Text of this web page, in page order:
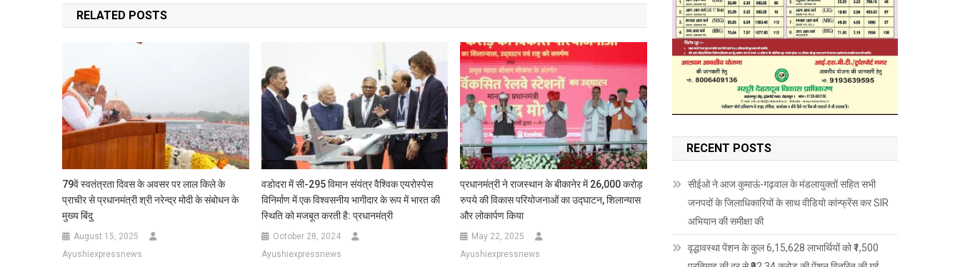
RELATED POSTS
79वें स्वतंत्रता दिवस के अवसर पर लाल किले के
प्राचीर से प्रधानमंत्री श्री नरेन्द्र मोदी के संबोधन के
मुख्य बिंदु
August 15, 2025
Ayushiexpressnews
वडोदरा में सी-295 विमान संयंत्र वैश्विक एयरोस्पेस
विनिर्माण में एक विश्वसनीय भागीदार के रूप में भारत की
स्थिति को मजबूत करती है: प्रधानमंत्री
October 28, 2024
Ayushiexpressnews
प्रधानमंत्री ने राजस्थान के बीकानेर में 26,000 करोड़
रुपये की विकास परियोजनाओं का उद्घाटन, शिलान्यास
और लोकार्पण किया
May 22, 2025
Ayushiexpressnews
RECENT POSTS
सीईओ ने आज कुमाऊं-गढ़वाल के मंडलायुक्तों सहित सभी
जनपदों के जिलाधिकारियों के साथ वीडियो कांन्फ्रेंस कर SIR
अभियान की समीक्षा की
वृद्धावस्था पेंशन के कुल 6,15,628 लाभार्थियों को ₹1,500